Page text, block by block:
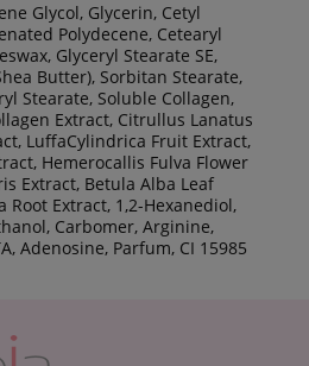
Glycol, Glycerin, Cetyl
Polydecene, Cetearyl
Glyceryl Stearate SE,
Butter), Sorbitan Stearate,
Stearate, Soluble Collagen,
Extract, Citrullus Lanatus
LuffaCylindrica Fruit Extract,
Hemerocallis Fulva Flower
Extract, Betula Alba Leaf
Root Extract, 1,2-Hexanediol,
Carbomer, Arginine,
Adenosine, Parfum, CI 15985